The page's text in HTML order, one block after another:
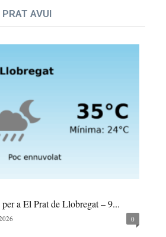
AVUI
a El Prat de Llobregat – 9...
0